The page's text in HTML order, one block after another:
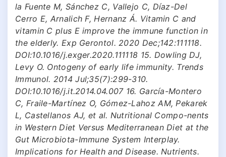
la Fuente M, Sánchez C, Vallejo C, Díaz-Del
Cerro E, Arnalich F, Hernanz Á. Vitamin C and
vitamin C plus E improve the immune function in
the elderly. Exp Gerontol. 2020 Dec;142:111118.
DOI:10.1016/j.exger.2020.111118 15. Dowling DJ,
Levy O. Ontogeny of early life immunity. Trends
Immunol. 2014 Jul;35(7):299-310.
DOI:10.1016/j.it.2014.04.007 16. García-Montero
C, Fraile-Martínez O, Gómez-Lahoz AM, Pekarek
L, Castellanos AJ, et al. Nutritional Compo-nents
in Western Diet Versus Mediterranean Diet at the
Gut Microbiota-Immune System Interplay.
Implications for Health and Disease. Nutrients.